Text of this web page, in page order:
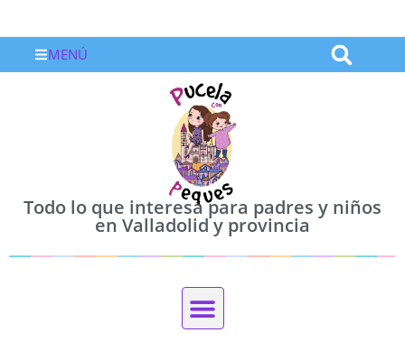
MENÚ
Todo lo que interesa para padres y niños
en Valladolid y provincia